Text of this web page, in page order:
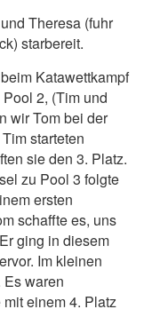
Theresa (fuhr
starbereit.
Katawettkampf
2, (Tim und
wir Tom bei der
starteten
sie den 3. Platz.
zu Pool 3 folgte
ersten
schaffte es, uns
ging in diesem
Im kleinen
Es waren
einem 4. Platz